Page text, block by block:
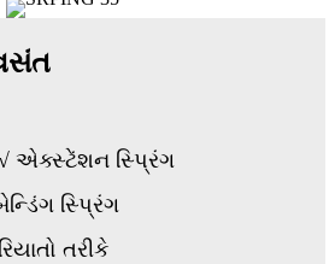
એક્સ્ટેંશન સ્પ્રિંગ
સ્પ્રિંગ
તરીકે